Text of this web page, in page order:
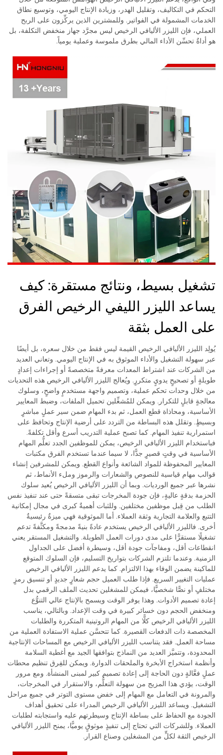
التحكم في التكاليف، وتقليل الهدر، وزيادة الإنتاج اليومي، وتوسيع نطاق
الخدمات المشمولة في الفواتير. وللمشترين الذين يركِّزون على الربح
العملي، فإن الليزر الأليافي الرخيص ليس مجرَّد جهاز منخفض التكلفة، بل
هو أداةٌ تحسِّن الأداء المالي بطرق ملموسة وعملية يومياً.
تشغيل بسيط، ونتائج مستقرة: كيف
يساعد الليزر الليفي الرخيص الفرق
على العمل بثقة
يُولِد الليزر الأليافي الرخيص القيمة ليس فقط من خلال سعره، بل أيضًا
عبر سهولة التشغيل والأداء الموثوق به في الإنتاج اليومي. وتعاني العديد
من الشركات عند اشتراط المعدات معرفةً متخصصةً أو إجراءات إعدادٍ
طويلةٍ أو تصحيحٍ يدويٍ متكررٍ. ويُعالج الليزر الأليافي الرخيص هذه التحديات
من خلال وحدات تحكم عملية، وتصميم واجهة مستخدمٍ واضحٍ، وسلوك
معالجةٍ قابلٍ للتكرار. ويمكن للمُشغِّلين تحميل الملفات، وضبط المعايير
الأساسية، ومحاذاة قطع العمل، ثم بدء المهام ضمن سير عملٍ مباشرٍ
وبسيطٍ. وتقلل هذه البساطة من التردد على أرضية الإنتاج وتحافظ على
استمرارية تنفيذ المهام. كما تصبح عملية التدريب أسرع وأقل تكلفةً.
فباستخدام الليزر الأليافي الرخيص، يمكن للموظفين الجدد تعلُّم المهام
الأساسية في وقتٍ قصيرٍ جدًّا، لا سيما عندما تستخدم الفرق مكتبات
المعايير المحفوظة للمواد الشائعة وأنواع القطع. ويمكن للمشرفين إنشاء
قوالب مهام قياسية للنصوص والشعارات والرموز وملء الأنماط، ثم
نشرها عبر جميع الورديات. وبما أن الليزر الأليافي الرخيص يُعيد سلوك
الحزمة بدقةٍ عاليةٍ، فإن جودة المخرجات تبقى متسقةً حتى عند تنفيذ نفس
الطلب من قِبل موظفين مختلفين. وللثبات أهميةٌ كبرى في مجال إمكانية
التتبع والعلامة التجارية وثقة العملاء. أما الموثوقية فهي ميزةٌ رئيسيةٌ
أخرى. فالليزر الأليافي الرخيص يستخدم عادةً بنيةً مدمجةً ومكثَّفةً تدعم
تشغيلًا مستقرًّا على مدى دورات العمل الطويلة. والتشغيل المستقر يعني
انقطاعات أقل، ومفاجآت جودة أقل، وسيطرة أفضل على الجداول
الزمنية. وعندما تلتزم الشركات بتواريخ التسليم، فإن السلوك المتوقع
للماكينة يضمن الوفاء بهذا الالتزام. كما يدعم الليزر الأليافي الرخيص
عمليات التغيير السريع. فإذا طلب العميل حجم شعارٍ جديدٍ أو تنسيق رمزٍ
مختلفٍ أو نصًّا شخصيًّا، فيمكن للمشغلين تحديث الملف الرقمي بدل
إعادة تصميم الأدوات. وهذا يوفر الوقت ويسمح بالإنتاج عالي التنوُّع
ومنخفض الحجم دون خسائر كبيرة في وقت الإعداد. وبالتالي، يناسب
الليزر الأليافي الرخيص كلًّا من المهام الروتينية المتكررة والطلبات
المخصصة ذات الدفعات القصيرة. كما تتحسَّن عملية الاستفادة العملية من
مساحة العمل. فقد يتناسب الليزر الأليافي الرخيص مع المساحات الإنتاجية
المحدودة، وتتميَّز العديد من النماذج بتوافقها الجيد مع أغطية السلامة
وأنظمة استخراج الأبخرة والملحقات الدوارة. ويمكن للفِرق تنظيم محطات
عملٍ فعَّالةٍ دون الحاجة إلى إعادة تصميم كبير لمبنى المنشأة. ومع مرور
الوقت، يؤدي هذا المزيج من سهولة التعلُّم، والاستقرار في المخرجات،
والمرونة في التعامل مع المهام إلى خفض مستوى التوتر في جميع مراحل
التشغيل. ويساعد الليزر الأليافي الرخيص المدراء على تحقيق أهداف
الجودة مع الحفاظ على بساطة الإنتاج وسيطرتهم عليه واستجابته لطلبات
العملاء. وللشركات التي تحتاج إلى تنفيذٍ موثوقٍ يوميًّا، يمنح الليزر الأليافي
الرخيص الثقة لكلٍّ من المشغلين وصناع القرار.